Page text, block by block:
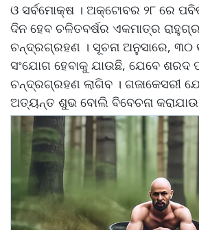
ଓ ସର୍ବମୋକ୍ଷ । ଅକ୍ଟୋବର ୨୮ ରେ
ଦିନ ହେବ ଚଳିତବର୍ଷର ଏକମାତ୍ର
ଚନ୍ଦ୍ରଗ୍ରହଣ । ସୂଚନା ଅନୁସାରେ, ୩୦
ସଂଯୋଗ ହେବାକୁ ଯାଉଛି, ଯେବେ ଶରଦ
ଚନ୍ଦ୍ରଗ୍ରହଣ ଲାଗିବ । ଗଜାକେସରୀ
ଅତ୍ୟନ୍ତ ଶୁଭ ବୋଲି ବିବେଚନା